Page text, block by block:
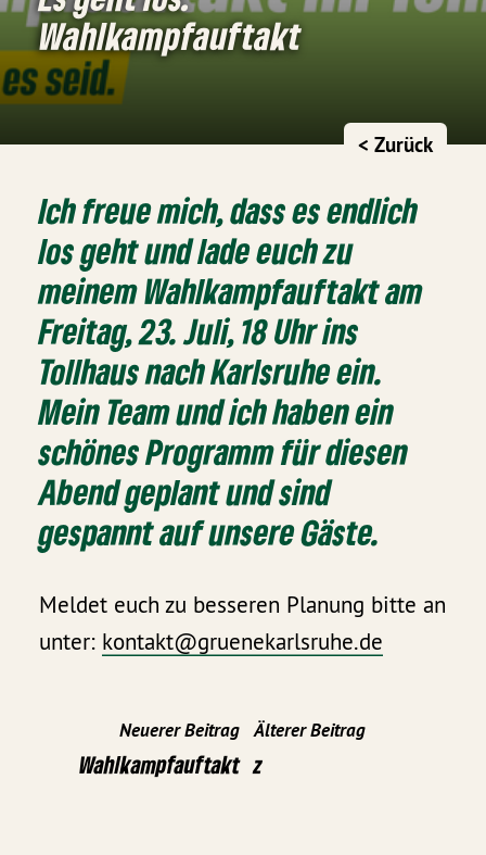
Wahlkampfauftakt
< Zurück
Ich freue mich, dass es endlich
los geht und lade euch zu
meinem Wahlkampfauftakt am
Freitag, 23. Juli, 18 Uhr ins
Tollhaus nach Karlsruhe ein.
Mein Team und ich haben ein
schönes Programm für diesen
Abend geplant und sind
gespannt auf unsere Gäste.
Meldet euch zu besseren Planung bitte an
unter: kontakt@gruenekarlsruhe.de
Neuerer Beitrag
Wahlkampfauftakt
Älterer Beitrag
z